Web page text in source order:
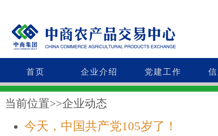
首页 企业介绍 党建工作
当前位置>>企业动态
今天，中国共产党105岁了！